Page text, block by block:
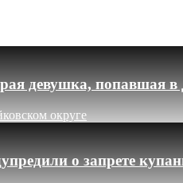
девушка, попавшая
округе
о запрете